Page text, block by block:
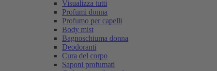
Visualizza tutti
Profumi donna
Profumo per capelli
Body mist
Bagnoschiuma donna
Deodoranti
Cura del corpo
Saponi profumati